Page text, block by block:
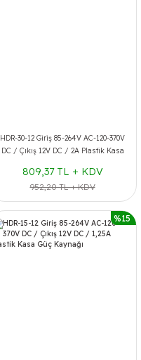
HDR-30-12 Giriş 85-264V AC-120-370V
DC / Çıkış 12V DC / 2A Plastik Kasa
809,37 TL + KDV
952,20 TL + KDV
%15